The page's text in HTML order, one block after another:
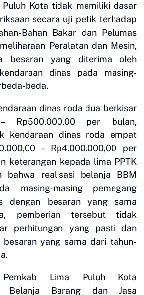
Puluh Kota tidak memiliki dasar
secara uji petik terhadap
Bahan Bakar dan Pelumas
Peralatan dan Mesin,
besaran yang diterima oleh
dinas pada masing-
beda.
dinas roda dua berkisar
– Rp500.000,00 per bulan,
kendaraan dinas roda empat
– Rp4.000.000,00 per
keterangan kepada lima PPTK
bahwa realisasi belanja BBM
masing-masing pemegang
dengan besaran yang sama
pemberian tersebut tidak
perhitungan yang pasti dan
besaran yang sama dari tahun-
Lima Puluh Kota
Belanja Barang dan Jasa